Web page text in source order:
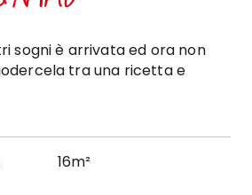
sogni è arrivata ed ora non
tra una ricetta e
16m²